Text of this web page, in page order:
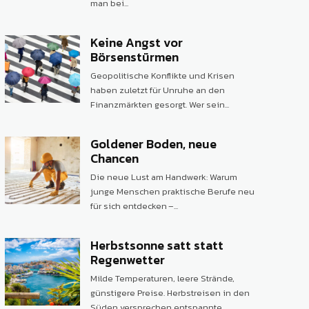
man bei...
Keine Angst vor
Börsenstürmen
Geopolitische Konflikte und Krisen
haben zuletzt für Unruhe an den
Finanzmärkten gesorgt. Wer sein...
Goldener Boden, neue
Chancen
Die neue Lust am Handwerk: Warum
junge Menschen praktische Berufe neu
für sich entdecken –...
Herbstsonne satt statt
Regenwetter
Milde Temperaturen, leere Strände,
günstigere Preise. Herbstreisen in den